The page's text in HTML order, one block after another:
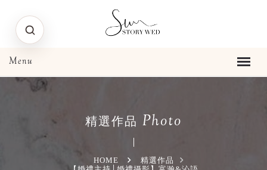
精選作品 Photo
HOME
精選作品